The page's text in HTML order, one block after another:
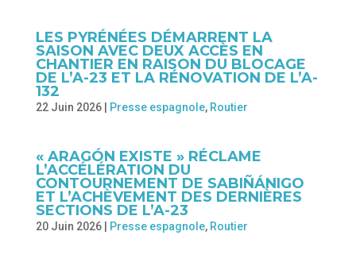
LES PYRÉNÉES DÉMARRENT LA
SAISON AVEC DEUX ACCÈS EN
CHANTIER EN RAISON DU BLOCAGE
DE L’A-23 ET LA RÉNOVATION DE L’A-
132
22 Juin 2026| Presse espagnole, Routier
« ARAGÓN EXISTE » RÉCLAME
L’ACCÉLÉRATION DU
CONTOURNEMENT DE SABIÑÁNIGO
ET L’ACHÈVEMENT DES DERNIÈRES
SECTIONS DE L’A-23
20 Juin 2026| Presse espagnole, Routier